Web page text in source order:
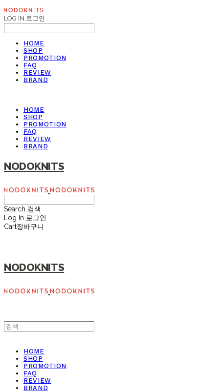
LOG IN 로그인
HOME
SHOP
PROMOTION
FAQ
REVIEW
BRAND
HOME
SHOP
PROMOTION
FAQ
REVIEW
BRAND
NODOKNITS
Search 검색
Log In 로그인
Cart장바구니
NODOKNITS
HOME
SHOP
PROMOTION
FAQ
REVIEW
BRAND